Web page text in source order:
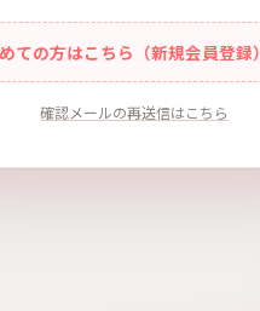
ての方はこちら（新規会員登録）
確認メールの再送信はこちら